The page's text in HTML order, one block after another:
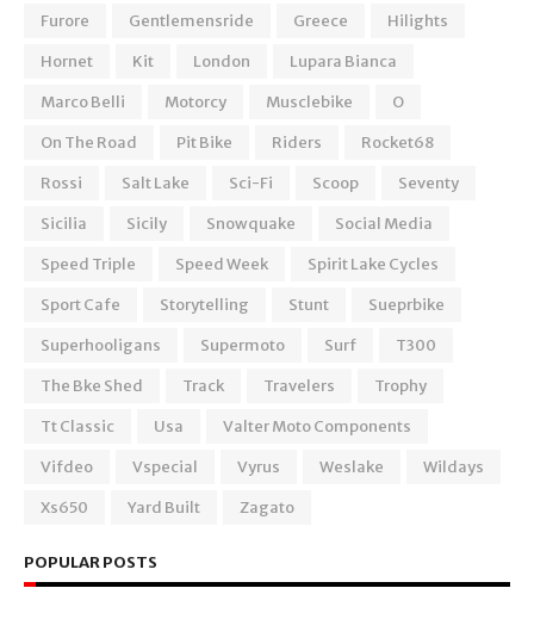
Furore
Gentlemensride Greece
Hilights
Hornet
Kit London
Lupara Bianca
Marco Belli
Motorcy Musclebike
O
On The Road
Pit Bike Riders
Rocket68
Rossi
Salt Lake Sci-Fi Scoop
Seventy
Sicilia
Sicily Snowquake
Social Media
Speed Triple
Speed Week
Spirit Lake Cycles
Sport Cafe
Storytelling Stunt
Sueprbike
Superhooligans
Supermoto Surf
T300
The Bke Shed
Track Travelers
Trophy
Tt Classic
Usa
Valter Moto Components
Vifdeo
Vspecial Vyrus Weslake
Wildays
Xs650
Yard Built Zagato
POPULAR POSTS